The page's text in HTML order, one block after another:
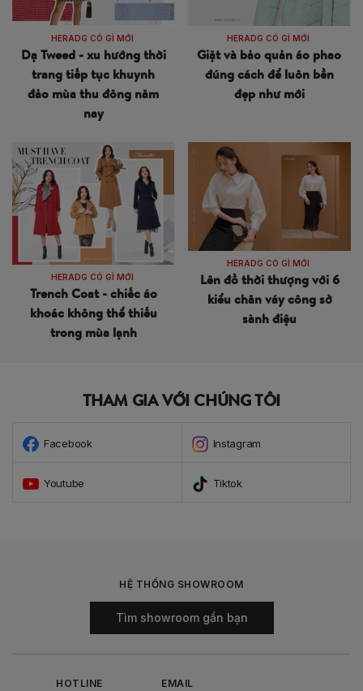
HERADG CÓ GÌ MỚI
Dạ Tweed - xu hướng thời
trang tiếp tục khuynh
đảo mùa thu đông năm
nay
HERADG CÓ GÌ MỚI
Giặt và bảo quản áo phao
đúng cách để luôn bền
đẹp như mới
HERADG CÓ GÌ MỚI
Trench Coat - chiếc áo
khoác không thể thiếu
trong mùa lạnh
HERADG CÓ GÌ MỚI
Lên đồ thời thượng với 6
kiểu chân váy công sở
sành điệu
THAM GIA VỚI CHÚNG TÔI
Facebook Instagram
Youtube Tiktok
HỆ THỐNG SHOWROOM
Tìm showroom gần bạn
HOTLINE EMAIL